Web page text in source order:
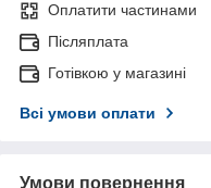
Оплатити частинами
Післяплата
Готівкою у магазині
Всі умови оплати
Умови повернення